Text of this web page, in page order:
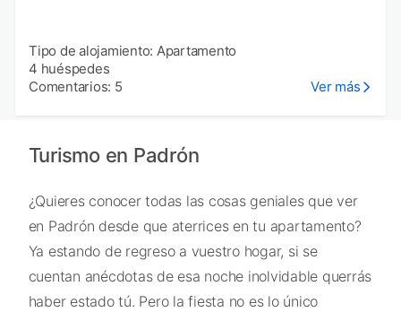
Tipo de alojamiento: Apartamento
4 huéspedes
Comentarios: 5
Ver más
Turismo en Padrón
¿Quieres conocer todas las cosas geniales que ver
en Padrón desde que aterrices en tu apartamento?
Ya estando de regreso a vuestro hogar, si se
cuentan anécdotas de esa noche inolvidable querrás
haber estado tú. Pero la fiesta no es lo único